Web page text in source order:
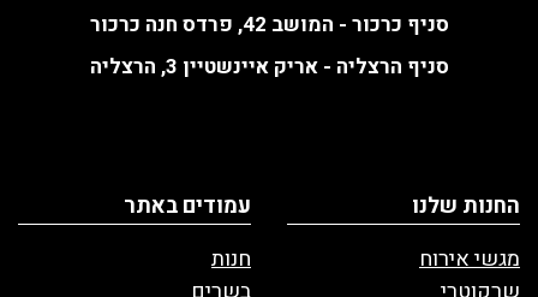
סניף כרכור - המושב 42, פרדס חנה כרכור
סניף הרצליה - אריק איינשטיין 3, הרצליה
החנות שלנו
מגשי אירוח
עמודים באתר
חנות